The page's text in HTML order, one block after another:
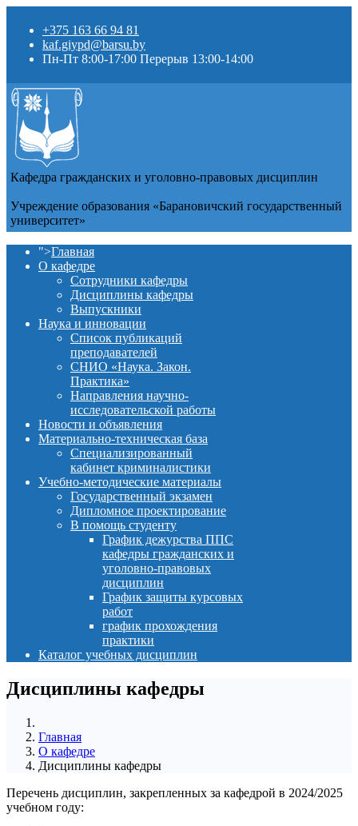
+375 163 66 94 81
kaf.giypd@barsu.by
Пн-Пт 8:00-17:00 Перерыв 13:00-14:00
Кафедра гражданских и уголовно-правовых дисциплин
Учреждение образования «Барановичский государственный
университет»
">Главная
О кафедре
Сотрудники кафедры
Дисциплины кафедры
Выпускники
Наука и инновации
Список публикаций
преподавателей
СНИО «Наука. Закон.
Практика»
Направления научно-
исследовательской работы
Новости и объявления
Материально-техническая база
Специализированный
кабинет криминалистики
Учебно-методические материалы
Государственный экзамен
Дипломное проектирование
В помощь студенту
График дежурства ППС
кафедры гражданских и
уголовно-правовых
дисциплин
График защиты курсовых
работ
график прохождения
практики
Каталог учебных дисциплин
Дисциплины кафедры
Главная
О кафедре
Дисциплины кафедры
Перечень дисциплин, закрепленных за кафедрой в 2024/2025
учебном году: